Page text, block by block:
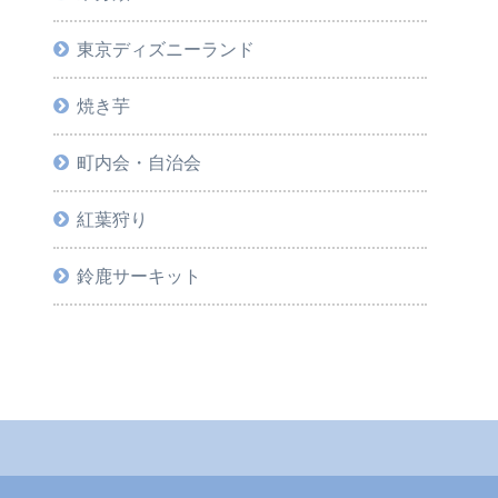
東京ディズニーランド
焼き芋
町内会・自治会
紅葉狩り
鈴鹿サーキット